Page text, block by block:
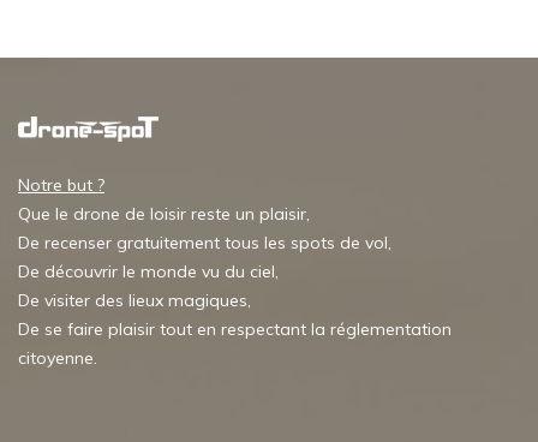
Notre but ?
Que le drone de loisir reste un plaisir,
De recenser gratuitement tous les spots de vol,
De découvrir le monde vu du ciel,
De visiter des lieux magiques,
De se faire plaisir tout en respectant la réglementation
citoyenne.